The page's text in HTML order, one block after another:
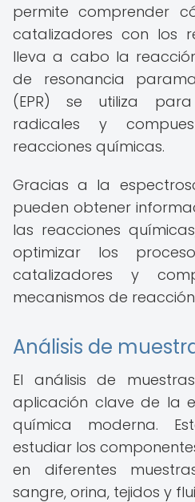
permite comprender
catalizadores con los
lleva a cabo la
de resonancia
(EPR) se utiliza
radicales y
reacciones químicas.
Gracias a la
pueden obtener
las reacciones
optimizar los
catalizadores y
mecanismos de
Análisis de
El análisis de
aplicación clave de la
química moderna.
estudiar los
en diferentes
sangre, orina, tejidos y